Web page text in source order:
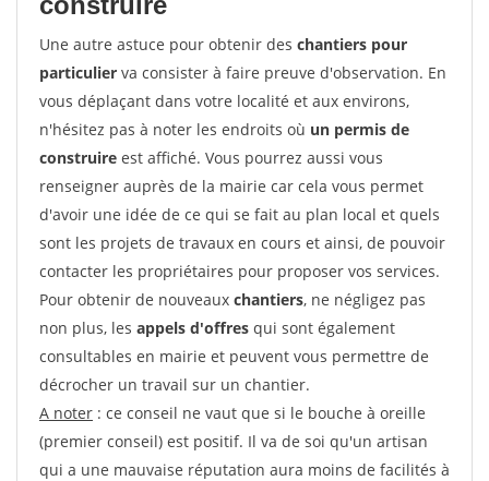
Une autre astuce pour obtenir des chantiers pour
particulier va consister à faire preuve d'observation. En
vous déplaçant dans votre localité et aux environs,
n'hésitez pas à noter les endroits où un permis de
construire est affiché. Vous pourrez aussi vous
renseigner auprès de la mairie car cela vous permet
d'avoir une idée de ce qui se fait au plan local et quels
sont les projets de travaux en cours et ainsi, de pouvoir
contacter les propriétaires pour proposer vos services.
Pour obtenir de nouveaux chantiers, ne négligez pas
non plus, les appels d'offres qui sont également
consultables en mairie et peuvent vous permettre de
décrocher un travail sur un chantier.
A noter : ce conseil ne vaut que si le bouche à oreille
(premier conseil) est positif. Il va de soi qu'un artisan
qui a une mauvaise réputation aura moins de facilités à